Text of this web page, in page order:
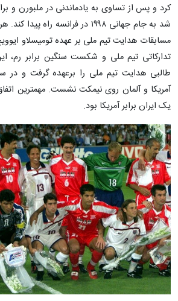
کرد و پس از تساوی به یادماندنی در ملبورن و
شد به جام جهانی ۱۹۹۸ در فرانسه
مسابقات هدایت تیم ملی بر عهده تومیسلاو
تدارکاتی تیم ملی و شکست سنگین برابر رم،
طالبی هدایت تیم ملی را برعهده گرفت و در سه
آمریکا و آلمان روی نیمکت نشست. مهمترین
یک ایران برابر آمریکا بود.